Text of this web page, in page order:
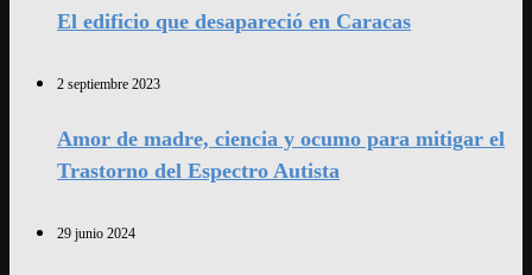
El edificio que desapareció en Caracas
2 septiembre 2023
Amor de madre, ciencia y ocumo para mitigar el
Trastorno del Espectro Autista
29 junio 2024